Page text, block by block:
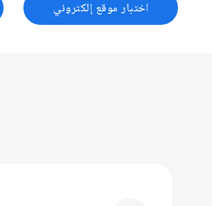
اختبار موقع إلكتروني